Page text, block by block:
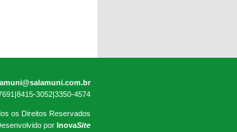
3052|3350-4574
os Direitos Reservados
por InovaSite